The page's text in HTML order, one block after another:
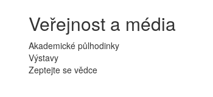
Veřejnost a média
Akademické půlhodinky
Výstavy
Zeptejte se vědce